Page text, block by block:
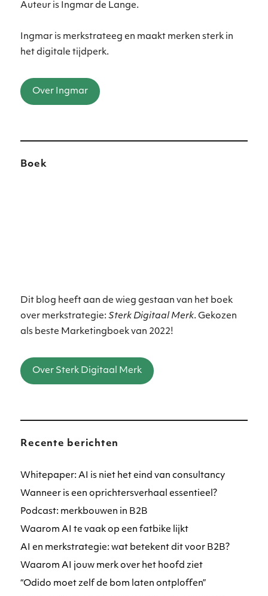
Auteur is Ingmar de Lange.
Ingmar is merkstrateeg en maakt merken sterk in
het digitale tijdperk.
Over Ingmar
Boek
Dit blog heeft aan de wieg gestaan van het boek
over merkstrategie:Sterk Digitaal Merk. Gekozen
als beste Marketingboek van 2022!
Over Sterk Digitaal Merk
Recente berichten
Whitepaper: AI is niet het eind van consultancy
Wanneer is een oprichtersverhaal essentieel?
Podcast: merkbouwen in B2B
Waarom AI te vaak op een fatbike lijkt
AI en merkstrategie: wat betekent dit voor B2B?
Waarom AI jouw merk over het hoofd ziet
“Odido moet zelf de bom laten ontploffen”